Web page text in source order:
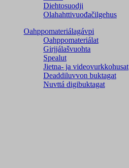
Diehtosuodji
Olahahttivuođačilgehus
Oahppomateriálagávpi
Oahppomateriálat
Girjjálašvuohta
Spealut
Jietna- ja videovurkkohusat
Deaddiluvvon buktagat
Nuvttá digibuktagat